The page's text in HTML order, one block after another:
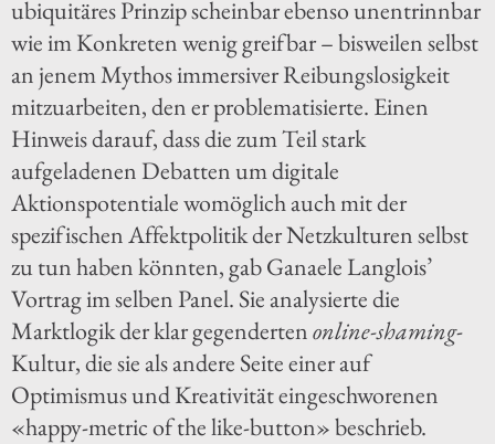
ubiquitäres Prinzip scheinbar ebenso unentrinnbar
wie im Konkreten wenig greifbar – bisweilen selbst
an jenem Mythos immersiver Reibungslosigkeit
mitzuarbeiten, den er problematisierte. Einen
Hinweis darauf, dass die zum Teil stark
aufgeladenen Debatten um digitale
Aktionspotentiale womöglich auch mit der
spezifischen Affektpolitik der Netzkulturen selbst
zu tun haben könnten, gab Ganaele Langlois’
Vortrag im selben Panel. Sie analysierte die
Marktlogik der klar gegendertenonline-shaming-
Kultur, die sie als andere Seite einer auf
Optimismus und Kreativität eingeschworenen
«happy-metric of the like-button» beschrieb.